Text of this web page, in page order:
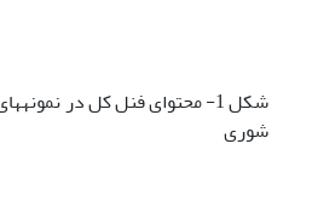
شکل 1- محتوای فنل کل در
شوری